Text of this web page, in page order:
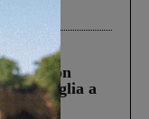
la figlia a